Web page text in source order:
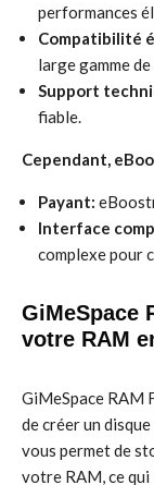
performances
Compatibilité
large gamme
Support
fiable.
Cependant,
Payant:
Interface
complexe pour
GiMeSpace
votre RAM
GiMeSpace RAM
de créer un
vous permet de
votre RAM, ce qui